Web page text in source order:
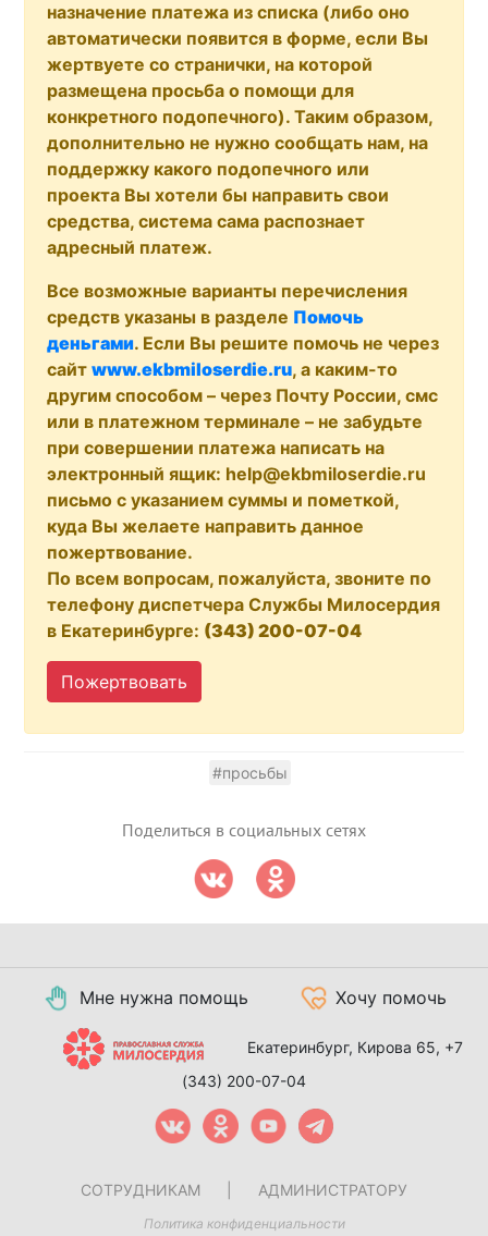
назначение платежа из списка (либо оно
автоматически появится в форме, если Вы
жертвуете со странички, на которой
размещена просьба о помощи для
конкретного подопечного). Таким образом,
дополнительно не нужно сообщать нам, на
поддержку какого подопечного или
проекта Вы хотели бы направить свои
средства, система сама распознает
адресный платеж.
Все возможные варианты перечисления
средств указаны в разделе Помочь
деньгами. Если Вы решите помочь не через
сайтwww.ekbmiloserdie.ru, а каким-то
другим способом – через Почту России, смс
или в платежном терминале – не забудьте
при совершении платежа написать на
электронный ящик: help@ekbmiloserdie.ru
письмо с указанием суммы и пометкой,
куда Вы желаете направить данное
пожертвование.
По всем вопросам, пожалуйста, звоните по
телефону диспетчера Службы Милосердия
в Екатеринбурге: (343) 200-07-04
Пожертвовать
#просьбы
Поделиться в социальных сетях
Мне нужна помощь Хочу помочь
Екатеринбург, Кирова 65, +7
(343) 200-07-04
СОТРУДНИКАМ АДМИНИСТРАТОРУ
Политика конфиденциальности